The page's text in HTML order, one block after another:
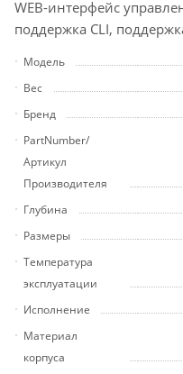
WEB-интерфейс
поддержка CLI,
Модель
Вес
Бренд
PartNumber/
Артикул
Производителя
Глубина
Размеры
Температура
эксплуатации
Исполнение
Материал
корпуса